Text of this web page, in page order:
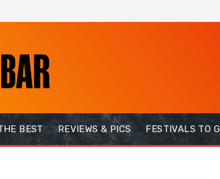
BEST REVIEWS & PICS FESTIVALS TO